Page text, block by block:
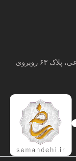
فروشگاه میدان حسن‌آباد، کوچه شجاعی، پلاک ۶۳ روبروی